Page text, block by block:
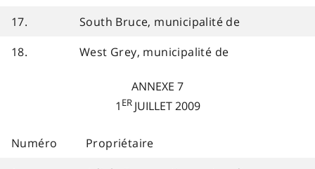
17.
South Bruce, municipalité de
18.
West Grey, municipalité de
ANNEXE 7
1 ER JUILLET 2009
Numéro
Propriétaire